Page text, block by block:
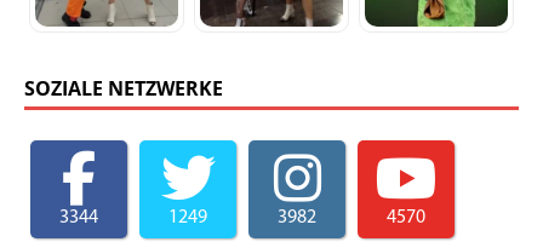
SOZIALE NETZWERKE
3344 1249 3982 4570